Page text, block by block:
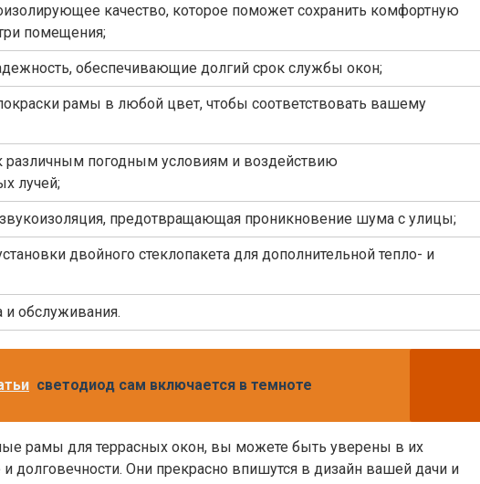
качество, которое поможет сохранить комфортную
помещения;
обеспечивающие долгий срок службы окон;
рамы в любой цвет, чтобы соответствовать вашему
различным погодным условиям и воздействию
лучей;
предотвращающая проникновение шума с улицы;
двойного стеклопакета для дополнительной тепло- и
и обслуживания.
светодиод сам включается в темноте
рамы для террасных окон, вы можете быть уверены в их
долговечности. Они прекрасно впишутся в дизайн вашей дачи и